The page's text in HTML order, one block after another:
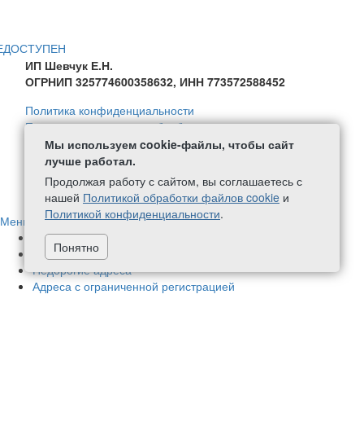
ИП Шевчук Е.Н.
ОГРНИП 325774600358632, ИНН 773572588452
Политика конфиденциальности
Политика в отношении обработки персональных данных
Согласие на обработку персональных данных
Политика обработки файлов Cookie
+7 (499) 111-59-08
написать нам
Меню
Адреса в нашей собственности
Немассовые адреса
Недорогие адреса
Адреса с ограниченной регистрацией
Мы используем cookie-файлы, чтобы сайт
лучше работал.
Продолжая работу с сайтом, вы соглашаетесь с
нашей Политикой обработки файлов cookie и
Политикой конфиденциальности.
Понятно